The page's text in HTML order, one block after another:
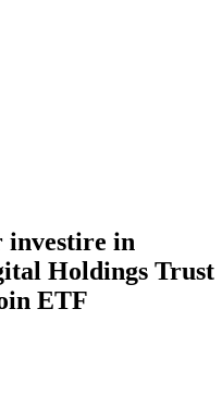
investire in
Holdings Trust
ETF